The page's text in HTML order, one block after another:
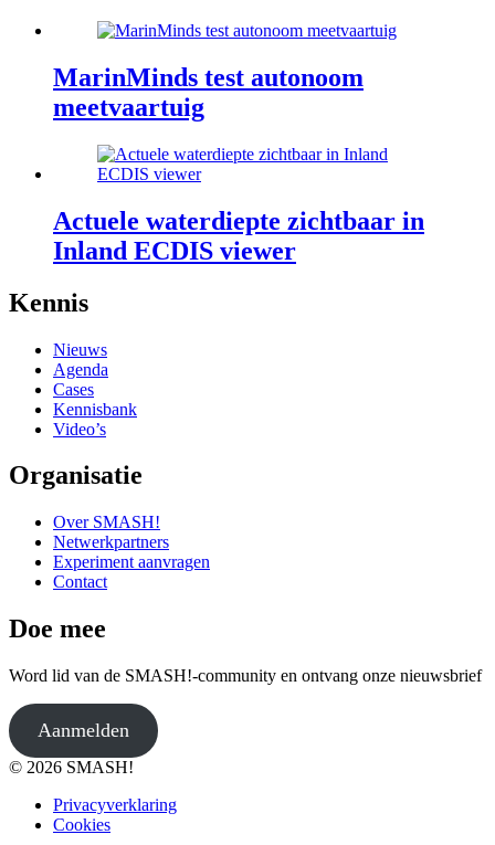
MarinMinds test autonoom
meetvaartuig
Actuele waterdiepte zichtbaar in
Inland ECDIS viewer
footer
anchor
Kennis
Nieuws
Agenda
Cases
Kennisbank
Video’s
Organisatie
Over SMASH!
Netwerkpartners
Experiment aanvragen
Contact
Doe mee
Word lid van de SMASH!-community en ontvang onze nieuwsbrief
Aanmelden
© 2026 SMASH!
Privacyverklaring
Cookies